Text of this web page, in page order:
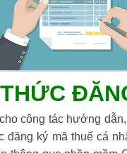
công tác hướng
đăng ký mã thuế cá